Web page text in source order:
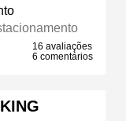
16 avaliações
6 comentários